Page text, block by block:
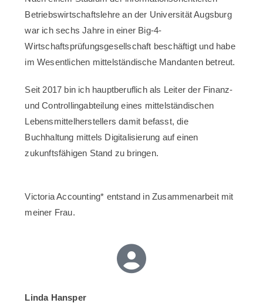
Betriebswirtschaftslehre an der Universität Augsburg
war ich sechs Jahre in einer Big-4-
Wirtschaftsprüfungsgesellschaft beschäftigt und habe
im Wesentlichen mittelständische Mandanten betreut.
Seit 2017 bin ich hauptberuflich als Leiter der Finanz-
und Controllingabteilung eines mittelständischen
Lebensmittelherstellers damit befasst, die
Buchhaltung mittels Digitalisierung auf einen
zukunftsfähigen Stand zu bringen.
Victoria Accounting* entstand in Zusammenarbeit mit
meiner Frau.
Linda Hansper